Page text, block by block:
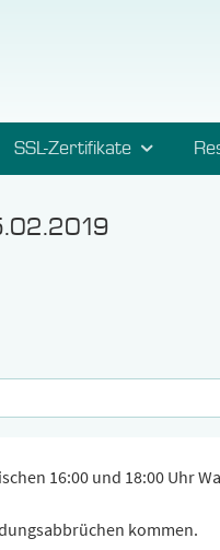
SSL-Zertifikate
16:00 und 18:00 Uhr
kommen.